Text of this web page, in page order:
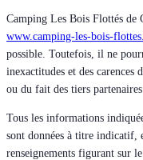
Camping Les Bois Flottés de
www.camping-les-bois-
possible. Toutefois, il ne
inexactitudes et des carences
ou du fait des tiers
Tous les informations
sont données à titre indicatif,
renseignements figurant sur